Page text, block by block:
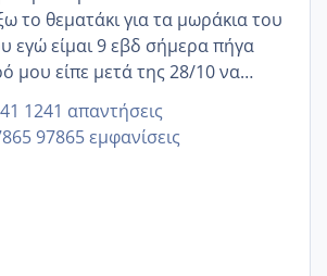
το θεματάκι για τα μωράκια του
πήγα
μου είπε μετά της 28/10 να
ραντεβού για την αυχενική είναι
άλλη κοπέλα να γεννάει Μάιο ;;
1241 απαντήσεις
97865 εμφανίσεις